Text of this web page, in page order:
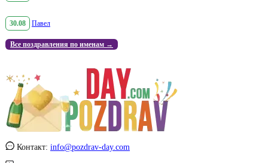
30.08 Павел
Все поздравления по именам →
Контакт: info@pozdrav-day.com